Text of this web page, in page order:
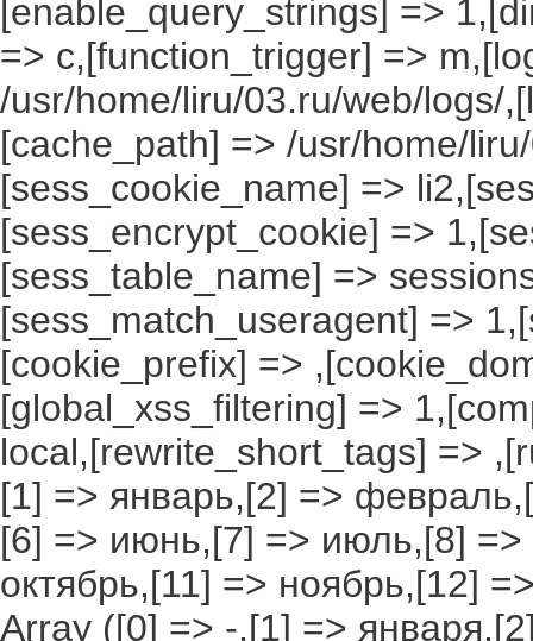
[enable_query_strings] =>
=> c,[function_trigger] =>
/usr/home/liru/03.ru/web/logs/
[cache_path] => /usr/home/
[sess_cookie_name] =>
[sess_encrypt_cookie] =>
[sess_table_name] =>
[sess_match_useragent] =>
[cookie_prefix] =>
[global_xss_filtering] =>
local,[rewrite_short_tags] =>
[1] => январь,[2] =>
[6] => июнь,[7] => июль,[8] =>
октябрь,[11] => ноябрь,[12]
Array ([0] => -,[1] =>